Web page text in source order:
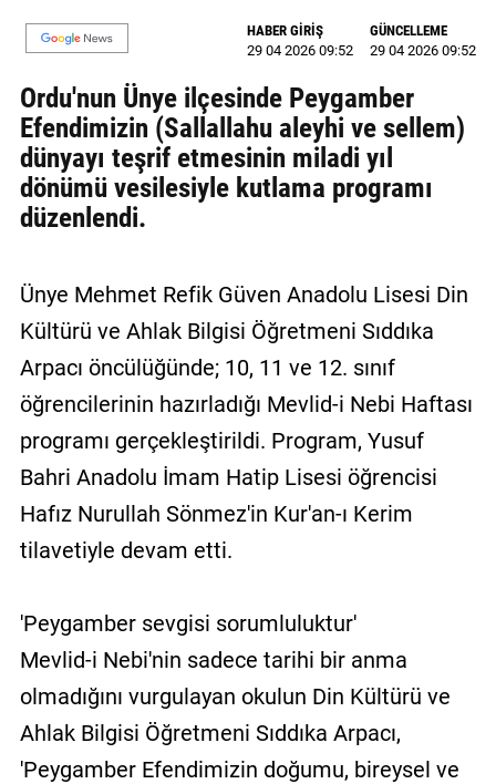
YAZARLAR
BİZE
ULAŞIN
Künye
İletişim
Politikası
HABER GİRİŞ
29 04 2026 09:52
GÜNCELLEME
29 04 2026 09:52
Ordu'nun Ünye ilçesinde Peygamber
Efendimizin (Sallallahu aleyhi ve sellem)
dünyayı teşrif etmesinin miladi yıl
dönümü vesilesiyle kutlama programı
düzenlendi.
Ünye Mehmet Refik Güven Anadolu Lisesi Din
Kültürü ve Ahlak Bilgisi Öğretmeni Sıddıka
Arpacı öncülüğünde; 10, 11 ve 12. sınıf
öğrencilerinin hazırladığı Mevlid-i Nebi Haftası
programı gerçekleştirildi. Program, Yusuf
Bahri Anadolu İmam Hatip Lisesi öğrencisi
Hafız Nurullah Sönmez'in Kur'an-ı Kerim
tilavetiyle devam etti.
'Peygamber sevgisi sorumluluktur'
Mevlid-i Nebi'nin sadece tarihi bir anma
olmadığını vurgulayan okulun Din Kültürü ve
Ahlak Bilgisi Öğretmeni Sıddıka Arpacı,
'Peygamber Efendimizin doğumu, bireysel ve